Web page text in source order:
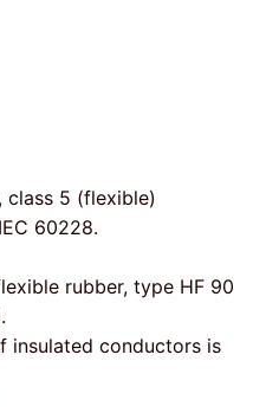
class 5 (flexible)
60228.
rubber, type HF 90
insulated conductors is